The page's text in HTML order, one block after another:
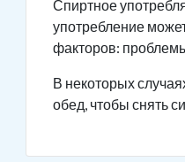
Спиртное
употребление
факторов: проблемы
В некоторых
обед, чтобы снять